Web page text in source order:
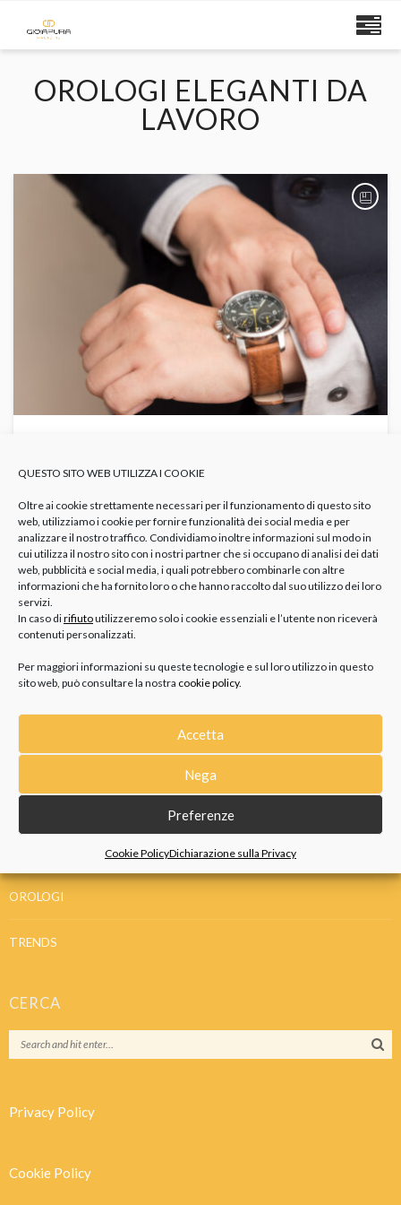
QUESTO SITO WEB UTILIZZA I COOKIE
Oltre ai cookie strettamente necessari per il funzionamento di questo sito
web, utilizziamo i cookie per fornire funzionalità dei social media e per
analizzare il nostro traffico. Condividiamo inoltre informazioni sul modo in
cui utilizza il nostro sito con i nostri partner che si occupano di analisi dei dati
web, pubblicità e social media, i quali potrebbero combinarle con altre
informazioni che ha fornito loro o che hanno raccolto dal suo utilizzo dei loro
servizi.
In caso dirifiutoutilizzeremo solo i cookie essenziali e l’utente non riceverà
contenuti personalizzati.
Per maggiori informazioni su queste tecnologie e sul loro utilizzo in questo
sito web, può consultare la nostra cookie policy.
Accetta
Nega
Preferenze
Cookie PolicyDichiarazione sulla Privacy
OROLOGI ELEGANTI DA
LAVORO
LE PROPOSTE PER L’AUTUNNO 2025
Uomo
Orologi Autunno 2025 Orologi Da Ufficio Uomo
Orologi Eleganti Da
Lavoro
Le temperature si abbassano, il traffico si incrementa, le
giornate si accorciano, e si riprende la vita quotidiana in...
OROLOGI
TRENDS
CERCA
Privacy Policy
Cookie Policy